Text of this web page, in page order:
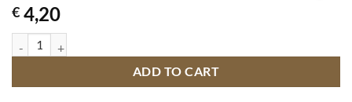
€ 4,20
DOVE DEO ROLL ON ADVANCE TALCO 50ML quantity
ADD TO CART